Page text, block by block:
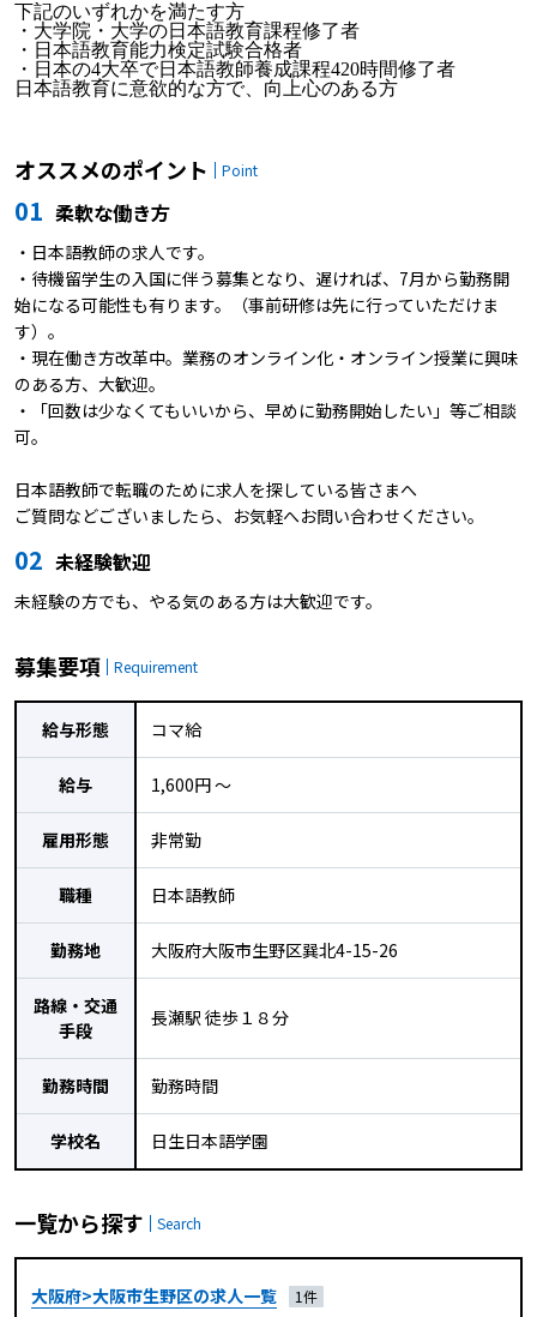
下記のいずれかを満たす方
・大学院・大学の日本語教育課程修了者
・日本語教育能力検定試験合格者
・日本の4大卒で日本語教師養成課程420時間修了者
日本語教育に意欲的な方で、向上心のある方
オススメのポイント Point
01 柔軟な働き方
・日本語教師の求人です。
・待機留学生の入国に伴う募集となり、遅ければ、7月から勤務開
始になる可能性も有ります。（事前研修は先に行っていただけま
す）。
・現在働き方改革中。業務のオンライン化・オンライン授業に興味
のある方、大歓迎。
・「回数は少なくてもいいから、早めに勤務開始したい」等ご相談
可。
日本語教師で転職のために求人を探している皆さまへ
ご質問などございましたら、お気軽へお問い合わせください。
02 未経験歓迎
未経験の方でも、やる気のある方は大歓迎です。
募集要項 Requirement
給与形態 コマ給
給与 1,600円 〜
雇用形態 非常勤
職種 日本語教師
勤務地 大阪府大阪市生野区巽北4-15-26
路線・交通
手段
長瀬駅 徒歩１８分
勤務時間 勤務時間
学校名 日生日本語学園
一覧から探す Search
大阪府>大阪市生野区の求人一覧 1件